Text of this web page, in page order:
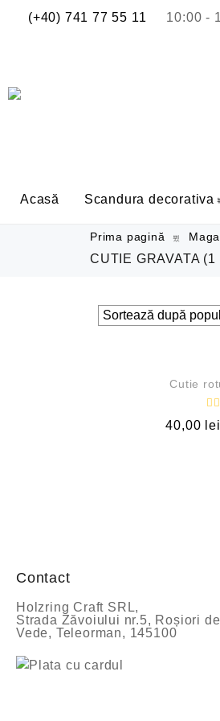
(+40) 741 77 55 11 10:00 -
Acasă Scandura decorativa
Prima pagină
CUTIE GRAVATA (1
Cutie
E
v
40,00 lei
Contact
Holzring Craft SRL,
Strada Zăvoiului nr.5, Roșiori de
Vede, Teleorman, 145100